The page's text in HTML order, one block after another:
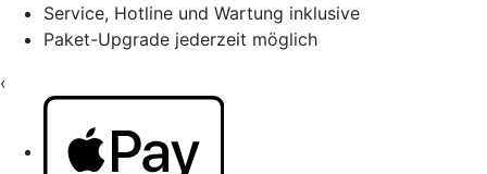
Service, Hotline und Wartung inklusive
Paket-Upgrade jederzeit möglich
‹